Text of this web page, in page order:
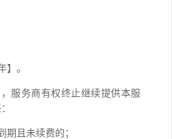
】。
服务商有权终止继续提供本服
期且未续费的；